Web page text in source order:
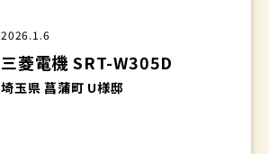
2026.1.6
三菱電機 SRT-W305D
埼玉県 菖蒲町 U様邸